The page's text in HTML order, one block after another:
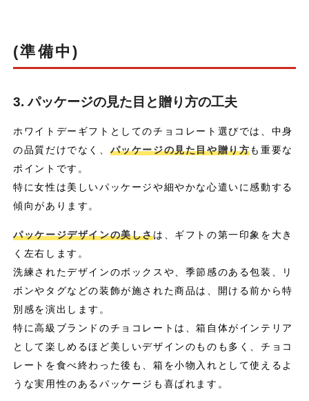
(準備中)
3. パッケージの見た目と贈り方の工夫
ホワイトデーギフトとしてのチョコレート選びでは、中身
の品質だけでなく、 パッケージの見た目や贈り方も重要な
ポイントです。
特に女性は美しいパッケージや細やかな心遣いに感動する
傾向があります。
パッケージデザインの美しさは、ギフトの第一印象を大き
く左右します。
洗練されたデザインのボックスや、季節感のある包装、リ
ボンやタグなどの装飾が施された商品は、開ける前から特
別感を演出します。
特に高級ブランドのチョコレートは、箱自体がインテリア
として楽しめるほど美しいデザインのものも多く、チョコ
レートを食べ終わった後も、箱を小物入れとして使えるよ
うな実用性のあるパッケージも喜ばれます。